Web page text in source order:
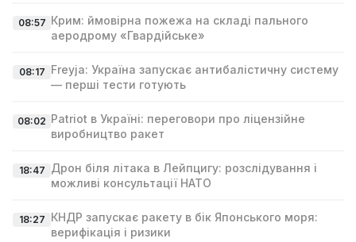
08:57 Крим: ймовірна пожежа на складі пального
аеродрому «Гвардійське»
08:17 Freyja: Україна запускає антибалістичну систему
— перші тести готують
08:02 Patriot в Україні: переговори про ліцензійне
виробництво ракет
18:47 Дрон біля літака в Лейпцигу: розслідування і
можливі консультації НАТО
18:27 КНДР запускає ракету в бік Японського моря:
верифікація і ризики